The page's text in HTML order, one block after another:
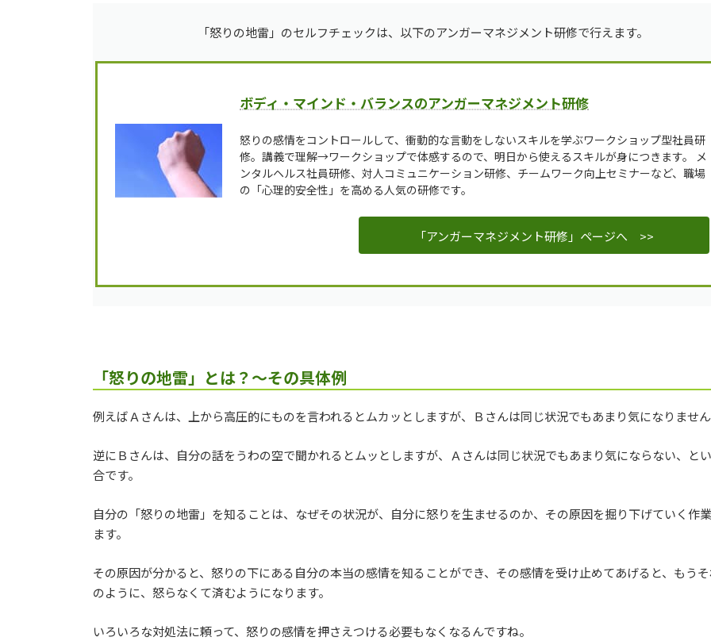
「怒りの地雷」のセルフチェックは、以下のアンガーマネジメント研修で行えます。
ボディ・マインド・バランスのアンガーマネジメント研修
怒りの感情をコントロールして、衝動的な言動をしないスキルを学ぶワークショップ型社員研
修。講義で理解→ワークショップで体感するので、明日から使えるスキルが身につきます。 メ
ンタルヘルス社員研修、対人コミュニケーション研修、チームワーク向上セミナーなど、職場
の「心理的安全性」を高める人気の研修です。
「アンガーマネジメント研修」ページへ >>
「怒りの地雷」とは？～その具体例
例えばＡさんは、上から高圧的にものを言われるとムカッとしますが、Ｂさんは同じ状況でもあまり気になりませ
逆にＢさんは、自分の話をうわの空で聞かれるとムッとしますが、Ａさんは同じ状況でもあまり気にならない、と
合です。
自分の「怒りの地雷」を知ることは、なぜその状況が、自分に怒りを生ませるのか、その原因を掘り下げていく作
ます。
その原因が分かると、怒りの下にある自分の本当の感情を知ることができ、その感情を受け止めてあげると、もう
のように、怒らなくて済むようになります。
いろいろな対処法に頼って、怒りの感情を押さえつける必要もなくなるんですね。